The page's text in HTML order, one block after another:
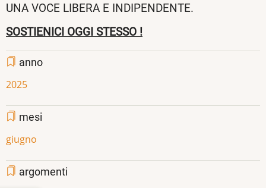
UNA VOCE LIBERA E INDIPENDENTE.
SOSTIENICI OGGI STESSO !
anno
2025
mesi
giugno
argomenti